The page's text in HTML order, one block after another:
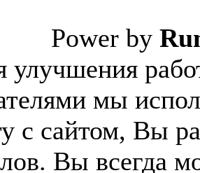
Power by
улучшения
мы
с сайтом, Вы
Вы всегда